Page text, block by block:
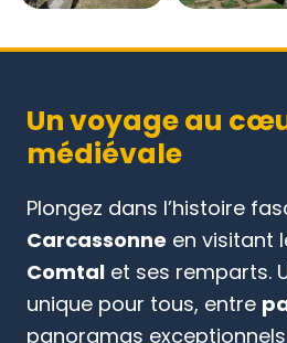
Un voyage au
médiévale
Plongez dans l’histoire
Carcassonne en visitant
Comtal et ses remparts.
unique pour tous, entre
panoramas